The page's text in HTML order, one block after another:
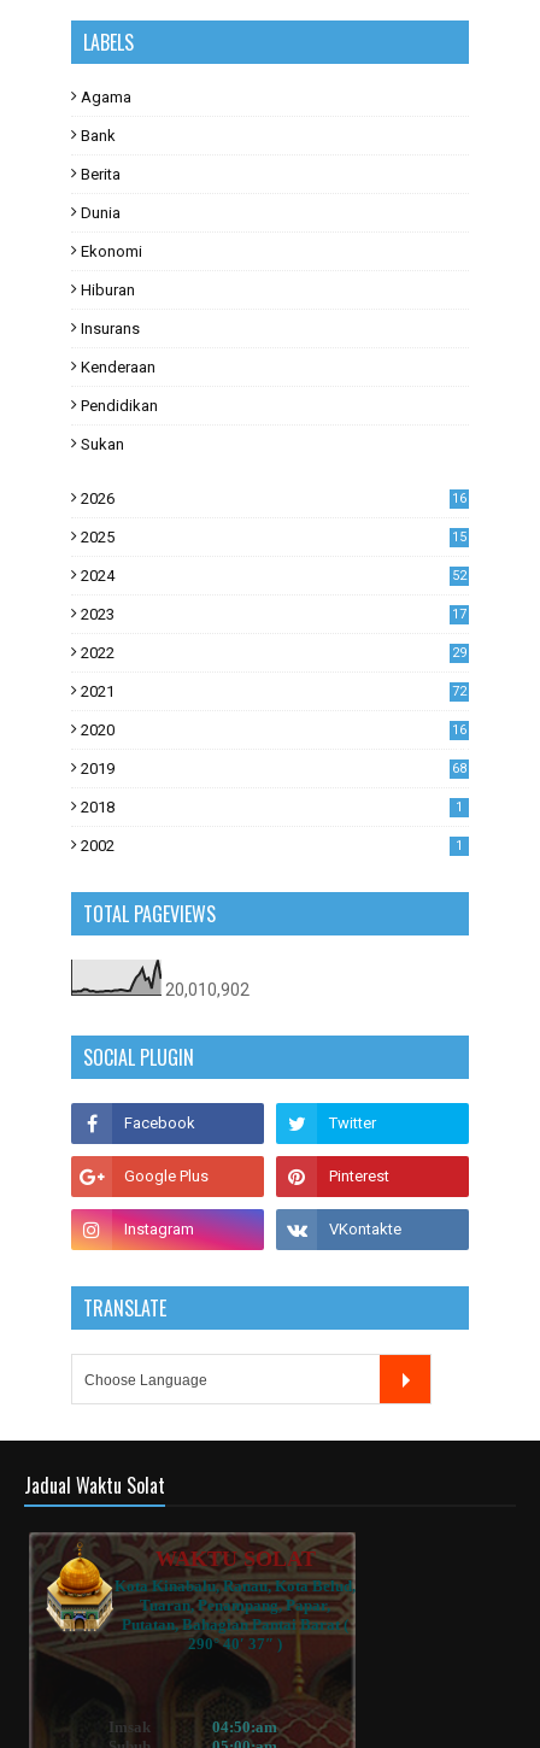
LABELS
Agama
Bank
Berita
Dunia
Ekonomi
Hiburan
Insurans
Kenderaan
Pendidikan
Sukan
2026 16
2025 15
2024 52
2023
17
2022
29
2021
72
2020
16
2019
68
2018 1
2002 1
TOTAL PAGEVIEWS
20,010,902
SOCIAL PLUGIN
TRANSLATE
Jadual Waktu Solat